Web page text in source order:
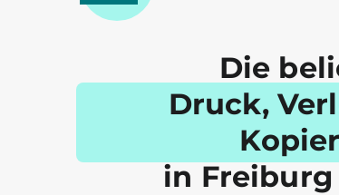
Die
Druck,
in